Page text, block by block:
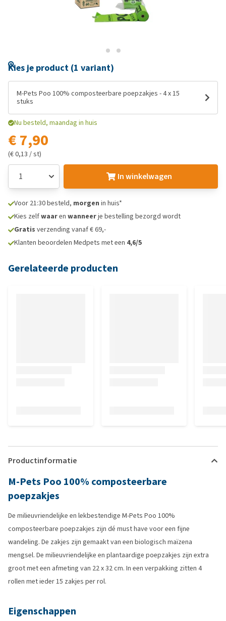
Kies je product (1 variant)
M-Pets Poo 100% composteerbare poepzakjes - 4 x 15
stuks
Nu besteld, maandag in huis
€ 7,90
(€ 0,13 / st)
In winkelwagen
Voor 21:30 besteld, morgen in huis*
Kies zelfwaaren wanneerje bestelling bezorgd wordt
Gratis verzending vanaf € 69,-
Klanten beoordelen Medpets met een 4,6/5
Gerelateerde producten
Productinformatie
M-Pets Poo 100% composteerbare
poepzakjes
De milieuvriendelijke en lekbestendige M-Pets Poo 100%
composteerbare poepzakjes zijn dé must have voor een fijne
wandeling. De zakjes zijn gemaakt van een biologisch maïzena
mengsel. De milieuvriendelijke en plantaardige poepzakjes zijn extra
groot met een afmeting van 22 x 32 cm. In een verpakking zitten 4
rollen met ieder 15 zakjes per rol.
Eigenschappen